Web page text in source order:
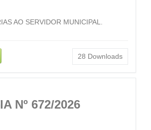
AO SERVIDOR MUNICIPAL.
28 Downloads
Nº 672/2026